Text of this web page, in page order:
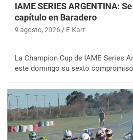
IAME SERIES ARGENTINA:
capítulo en Baradero
9 agosto, 2026 E-Kart
La Champion Cup de IAME Series
este domingo su sexto